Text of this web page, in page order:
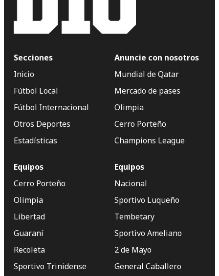
Secciones
Inicio
Fútbol Local
Fútbol Internacional
Otros Deportes
Estadísticas
Anuncie con nosotros
Mundial de Qatar
Mercado de pases
Olimpia
Cerro Porteño
Champions League
Equipos
Cerro Porteño
Olimpia
Libertad
Guaraní
Recoleta
Sportivo Trinidense
Equipos
Nacional
Sportivo Luqueño
Tembetary
Sportivo Ameliano
2 de Mayo
General Caballero